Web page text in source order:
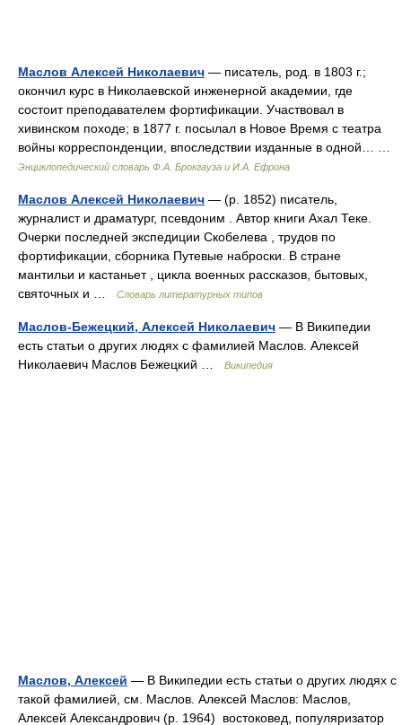
Маслов Алексей Николаевич — писатель, род. в 1803 г.;
окончил курс в Николаевской инженерной академии, где
состоит преподавателем фортификации. Участвовал в
хивинском походе; в 1877 г. посылал в Новое Время с театра
войны корреспонденции, впоследствии изданные в одной… …
Энциклопедический словарь Ф.А. Брокгауза и И.А. Ефрона
Маслов Алексей Николаевич — (р. 1852) писатель,
журналист и драматург, псевдоним . Автор книги Ахал Теке.
Очерки последней экспедиции Скобелева , трудов по
фортификации, сборника Путевые наброски. В стране
мантильи и кастаньет , цикла военных рассказов, бытовых,
святочных и …
Словарь литературных типов
Маслов-Бежецкий, Алексей Николаевич — В Википедии
есть статьи о других людях с фамилией Маслов. Алексей
Николаевич Маслов Бежецкий …
Википедия
Маслов, Алексей — В Википедии есть статьи о других людях с
такой фамилией, см. Маслов. Алексей Маслов: Маслов,
Алексей Александрович (р. 1964) востоковед, популяризатор